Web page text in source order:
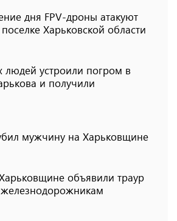
дня FPV-дроны атакуют
Харьковской области
устроили погром в
и получили
мужчину на Харьковщине
объявили траур